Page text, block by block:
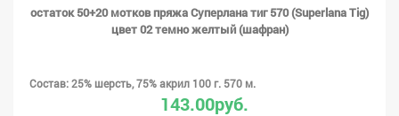
остаток 50+20 мотков пряжа Суперлана тиг 570 (Superlana Tig)
цвет 02 темно желтый (шафран)
Состав: 25% шерсть, 75% акрил 100 г. 570 м.
143.00руб.